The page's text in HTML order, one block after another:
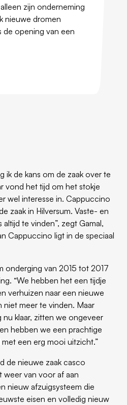
zijn onderneming
nieuwe dromen
de opening van een
ik de kans om de zaak over te
vond het tijd om het stokje
wel interesse in. Cappuccino
zaak in Hilversum. Vaste- en
te vinden”, zegt Gamal,
Cappuccino ligt in de speciaal
onderging van 2015 tot 2017
“We hebben het een tijdje
verhuizen naar een nieuwe
niet meer te vinden. Maar
nu klaar, zitten we ongeveer
hebben we een prachtige
een erg mooi uitzicht.”
de nieuwe zaak casco
weer van voor af aan
nieuw afzuigsysteem die
eisen en volledig nieuw